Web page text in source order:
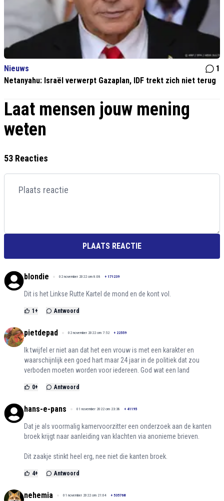
Nieuws
1
Netanyahu: Israël verwerpt Gazaplan, IDF trekt zich niet terug
Laat mensen jouw mening
weten
53 Reacties
PLAATS REACTIE
blondie 02 november 2022 om 8:08 + 171239
Dit is het Linkse Rutte Kartel de mond en de kont vol.
1 + Antwoord
pietdepad 02 november 2022 om 7:52 + 22559
Ik twijfel er niet aan dat het een vrouw is met een karakter en
waarschijnlijk een goed hart maar 24 jaar in de politiek dat zou
verboden moeten worden voor iedereen. God wat een land
0+ Antwoord
hans-e-pans 01 november 2022 om 23:38 + 41195
Dat je als voormalig kamervoorzitter een onderzoek aan de kanten
broek krijgt naar aanleiding van klachten via anonieme brieven.
Dit zaakje stinkt heel erg, nee niet die kanten broek.
4+ Antwoord
nehemia 01 november 2022 om 21:04 + 535768